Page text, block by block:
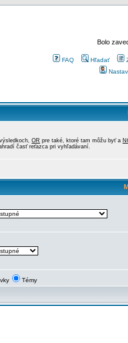
Bolo
FAQ Hľadať
OR pre také, ktoré tam môžu byť a
časť reťazca pri vyhľadávaní.
Témy